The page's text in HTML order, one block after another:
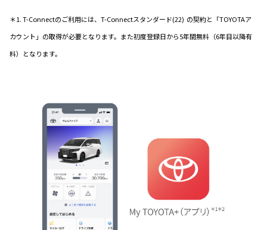
＊1. T-Connectのご利用には、T-Connectスタンダード(22) の契約と「TOYOTAア
カウント」の取得が必要となります。また初度登録日から5年間無料（6年目以降有
料）となります。